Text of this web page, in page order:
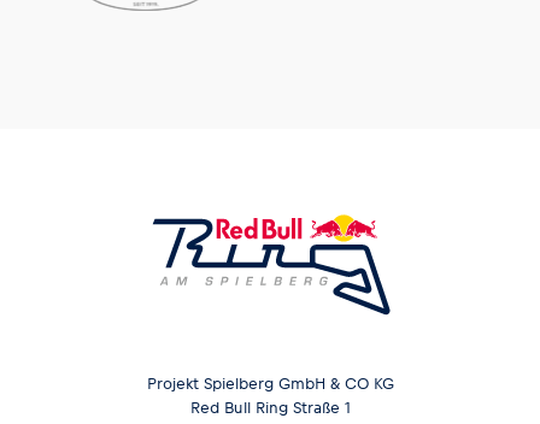
Projekt Spielberg GmbH & CO KG
Red Bull Ring Straße 1